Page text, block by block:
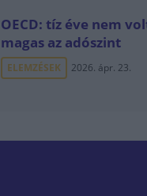
OECD: tíz éve nem
magas az adószint
ELEMZÉSEK 2026. ápr. 23.